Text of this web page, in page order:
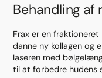
Behandling af
Frax er en
danne ny kollagen og
laseren med
til at forbedre hudens